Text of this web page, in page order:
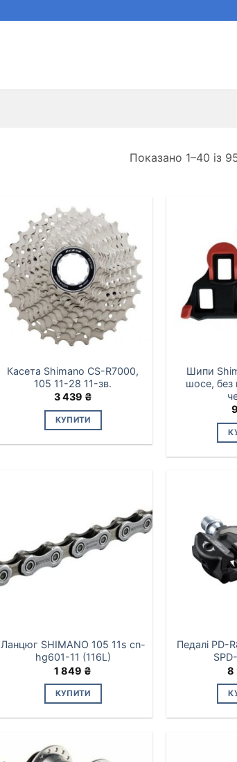
Показано 1–40 із
Касета Shimano CS-R7000,
105 11-28 11-зв.
3 439 ₴
КУПИТИ
Шипи
шосе, без
Ланцюг SHIMANO 105 11s cn-
hg601-11 (116L)
1 849 ₴
КУПИТИ
Педалі PD-
8